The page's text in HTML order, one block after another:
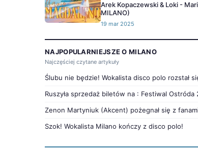
Arek Kopaczewski & Loki -
MILANO)
19 mar 2025
NAJPOPULARNIEJSZE O MILANO
Najczęściej czytane artykuły
Ślubu nie będzie! Wokalista disco polo rozstał
Ruszyła sprzedaż biletów na : Festiwal Ostróda
Zenon Martyniuk (Akcent) pożegnał się z
Szok! Wokalista Milano kończy z disco polo!